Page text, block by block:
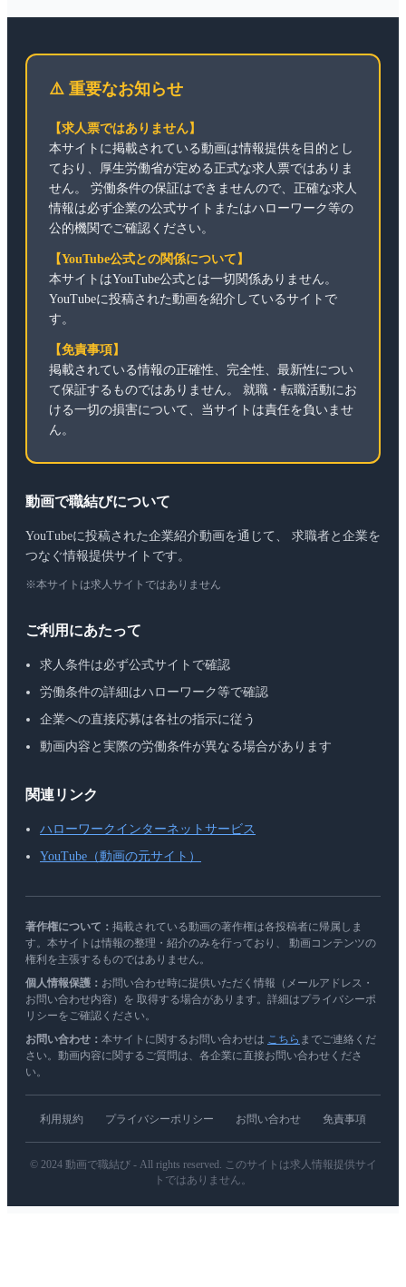
⚠️ 重要なお知らせ
【求人票ではありません】
本サイトに掲載されている動画は情報提供を目的とし
ており、厚生労働省が定める正式な求人票ではありま
せん。 労働条件の保証はできませんので、正確な求人
情報は必ず企業の公式サイトまたはハローワーク等の
公的機関でご確認ください。
【YouTube公式との関係について】
本サイトはYouTube公式とは一切関係ありません。
YouTubeに投稿された動画を紹介しているサイトで
す。
【免責事項】
掲載されている情報の正確性、完全性、最新性につい
て保証するものではありません。 就職・転職活動にお
ける一切の損害について、当サイトは責任を負いませ
ん。
動画で職結びについて
YouTubeに投稿された企業紹介動画を通じて、 求職者と企業を
つなぐ情報提供サイトです。
※本サイトは求人サイトではありません
ご利用にあたって
求人条件は必ず公式サイトで確認
労働条件の詳細はハローワーク等で確認
企業への直接応募は各社の指示に従う
動画内容と実際の労働条件が異なる場合があります
関連リンク
ハローワークインターネットサービス
YouTube（動画の元サイト）
著作権について： 掲載されている動画の著作権は各投稿者に帰属しま
す。本サイトは情報の整理・紹介のみを行っており、 動画コンテンツの
権利を主張するものではありません。
個人情報保護： お問い合わせ時に提供いただく情報（メールアドレス・
お問い合わせ内容）を 取得する場合があります。詳細はプライバシーポ
リシーをご確認ください。
お問い合わせ： 本サイトに関するお問い合わせは こちら までご連絡くだ
さい。動画内容に関するご質問は、各企業に直接お問い合わせくださ
い。
利用規約 プライバシーポリシー お問い合わせ 免責事項
© 2024 動画で職結び - All rights reserved. このサイトは求人情報提供サイ
トではありません。